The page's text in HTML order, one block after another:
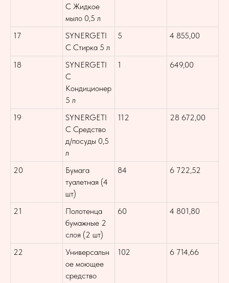
C Жидкое
мыло 0,5 л
17
SYNERGETI
C Стирка 5 л
5 4 855,00
18
SYNERGETI
C
Кондиционер
5 л
1 649,00
19
SYNERGETI
C Средство
д/посуды 0,5
л
112 28 672,00
20
Бумага
туалетная (4
шт)
84 6 722,52
21
Полотенца
бумажные 2
слоя (2 шт)
60 4 801,80
22
Универсальн
ое моющее
средство
102 6 714,66